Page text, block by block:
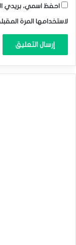
احفظ اسمي، بريدي
لاستخدامها المرة